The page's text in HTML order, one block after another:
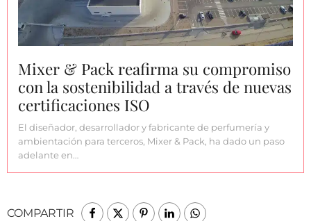
Mixer & Pack reafirma su compromiso
con la sostenibilidad a través de nuevas
certificaciones ISO
El diseñador, desarrollador y fabricante de perfumería y
ambientación para terceros, Mixer & Pack, ha dado un paso
adelante en…
COMPARTIR